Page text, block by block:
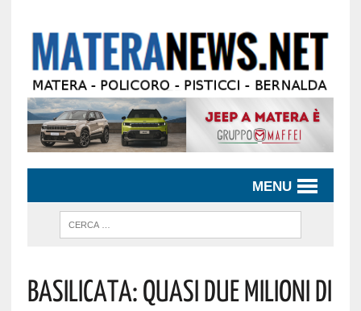
MENU
Basilicata: Quasi Due Milioni Di